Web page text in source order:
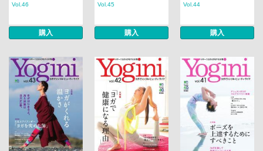
Vol.46
購入
Vol.45
購入
Vol.44
購入